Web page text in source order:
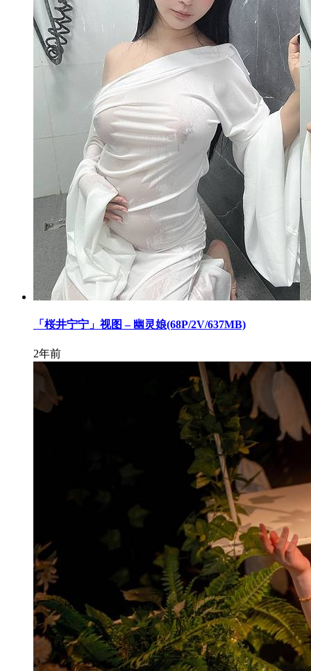
「桜井宁宁」视图 – 幽灵娘(68P/2V/637MB)
2年前